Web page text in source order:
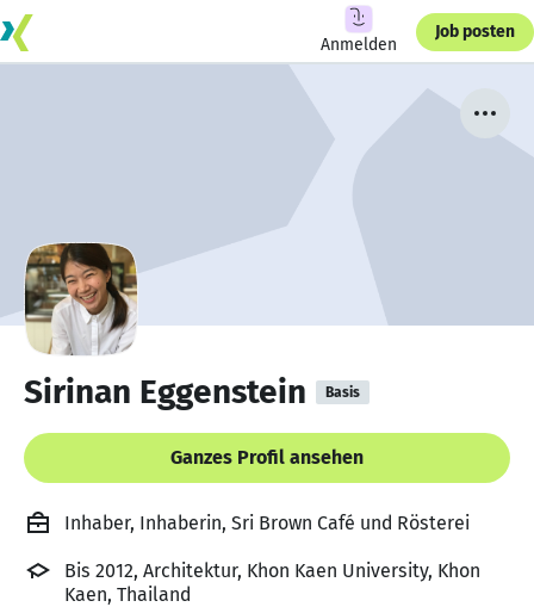
Anmelden
Job posten
Sirinan Eggenstein Basis
Ganzes Profil ansehen
Inhaber, Inhaberin, Sri Brown Café und Rösterei
Bis 2012, Architektur, Khon Kaen University, Khon
Kaen, Thailand